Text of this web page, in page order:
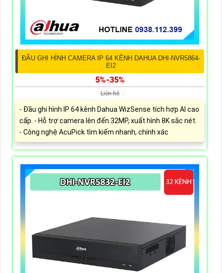
ĐẦU GHI HÌNH CAMERA IP 64 KÊNH DAHUA DHI-NVR5864-
EI2
5%-35%
Liên hệ
- Đầu ghi hình IP 64 kênh Dahua WizSense tích hợp AI cao
cấp. - Hỗ trợ camera lên đến 32MP, xuất hình 8K sắc nét.
- Công nghệ AcuPick tìm kiếm nhanh, chính xác